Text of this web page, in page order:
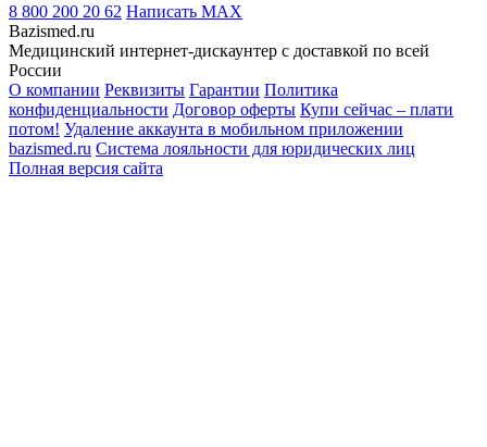
8 800 200 20 62 Написать MAX
Bazismed.ru
Медицинский интернет-дискаунтер с доставкой по всей
России
О компании Реквизиты Гарантии Политика
конфиденциальности Договор оферты Купи сейчас – плати
потом! Удаление аккаунта в мобильном приложении
bazismed.ru Система лояльности для юридических лиц
Полная версия сайта